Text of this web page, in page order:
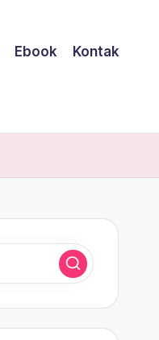
Ebook Kontak